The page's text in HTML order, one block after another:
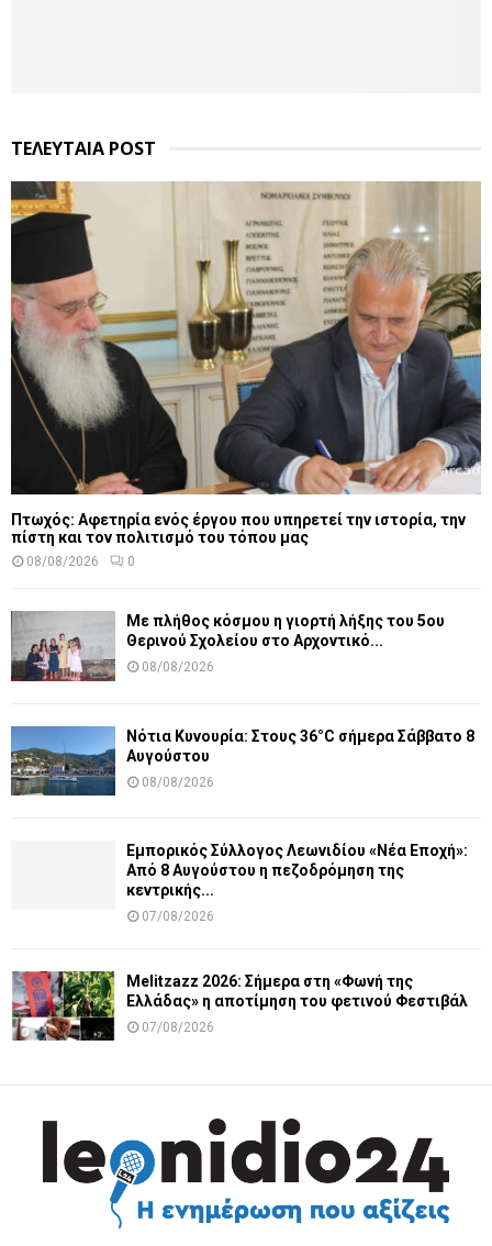
ΤΕΛΕΥΤΑΙΑ POST
Πτωχός: Αφετηρία ενός έργου που υπηρετεί την ιστορία, την
πίστη και τον πολιτισμό του τόπου μας
08/08/2026 0
Με πλήθος κόσμου η γιορτή λήξης του 5ου
Θερινού Σχολείου στο Αρχοντικό...
08/08/2026
Νότια Κυνουρία: Στους 36°C σήμερα Σάββατο 8
Αυγούστου
08/08/2026
Εμπορικός Σύλλογος Λεωνιδίου «Νέα Εποχή»:
Από 8 Αυγούστου η πεζοδρόμηση της
κεντρικής...
07/08/2026
Melitzazz 2026: Σήμερα στη «Φωνή της
Ελλάδας» η αποτίμηση του φετινού Φεστιβάλ
07/08/2026